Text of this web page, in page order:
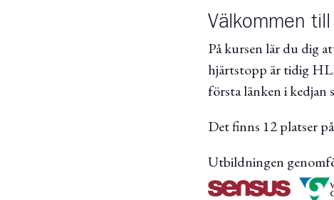
Välkommen
På kursen lär du dig
hjärtstopp är tidig
första länken i kedjan
Det finns 12 platser
Utbildningen